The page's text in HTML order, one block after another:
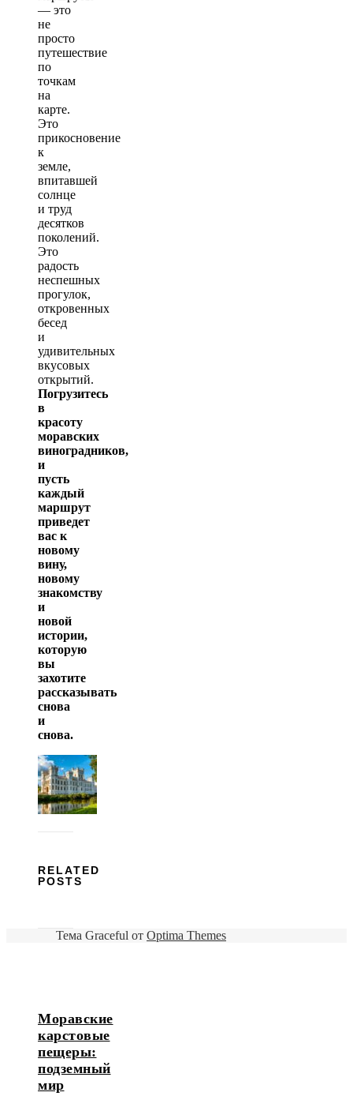
— это
не
просто
путешествие
по
точкам
на
карте.
Это
прикосновение
к
земле,
впитавшей
солнце
и труд
десятков
поколений.
Это
радость
неспешных
прогулок,
откровенных
бесед
и
удивительных
вкусовых
открытий.
Погрузитесь
в
красоту
моравских
виноградников,
и
пусть
каждый
маршрут
приведет
вас к
новому
вину,
новому
знакомству
и
новой
истории,
которую
вы
захотите
рассказывать
снова
и
снова.
RELATED
POSTS
Моравские
карстовые
пещеры:
подземный
мир
Тема Graceful от Optima Themes